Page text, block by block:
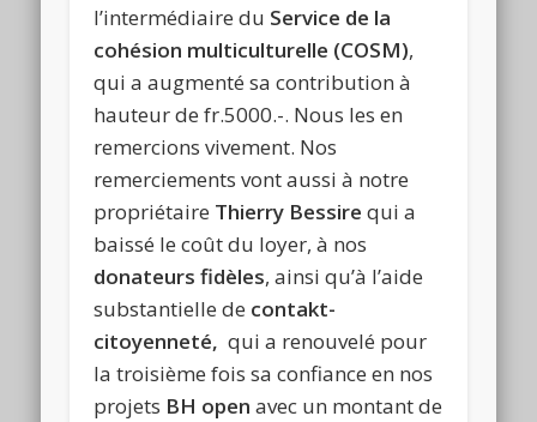
l’intermédiaire du Service de la
cohésion multiculturelle (COSM),
qui a augmenté sa contribution à
hauteur de fr.5000.-. Nous les en
remercions vivement. Nos
remerciements vont aussi à notre
propriétaire Thierry Bessire qui a
baissé le coût du loyer, à nos
donateurs fidèles, ainsi qu’à l’aide
substantielle de contakt-
citoyenneté, qui a renouvelé pour
la troisième fois sa confiance en nos
projets BH open avec un montant de